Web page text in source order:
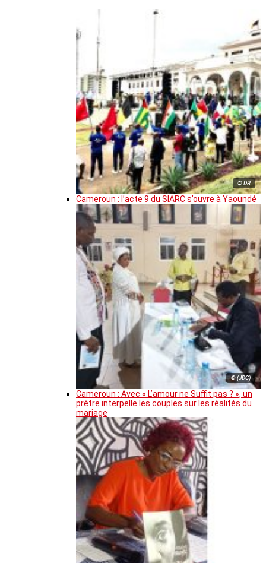
© DR
Cameroun : l’acte 9 du SIARC s’ouvre à Yaoundé
© (JDC)
Cameroun : Avec « L’amour ne Suffit pas ? », un
prêtre interpelle les couples sur les réalités du
mariage